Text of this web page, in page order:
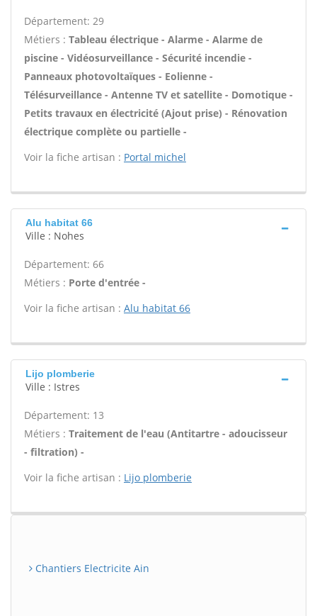
Département: 29
Métiers : Tableau électrique - Alarme - Alarme de
piscine - Vidéosurveillance - Sécurité incendie -
Panneaux photovoltaïques - Eolienne -
Télésurveillance - Antenne TV et satellite - Domotique -
Petits travaux en électricité (Ajout prise) - Rénovation
électrique complète ou partielle -
Voir la fiche artisan : Portal michel
Alu habitat 66
Ville : Nohes
Département: 66
Métiers : Porte d'entrée -
Voir la fiche artisan : Alu habitat 66
Lijo plomberie
Ville : Istres
Département: 13
Métiers : Traitement de l'eau (Antitartre - adoucisseur
- filtration) -
Voir la fiche artisan : Lijo plomberie
Chantiers Electricite Ain